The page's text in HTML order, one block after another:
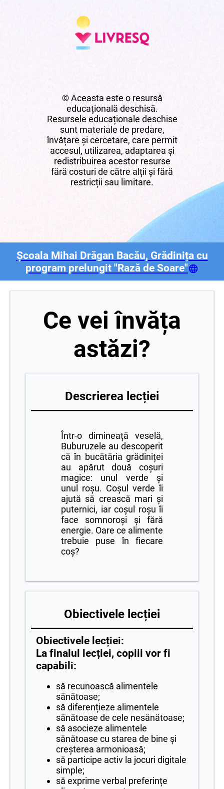
© Aceasta este o resursă
educațională deschisă.
Resursele educaționale deschise
sunt materiale de predare,
învățare și cercetare, care permit
accesul, utilizarea, adaptarea și
redistribuirea acestor resurse
fără costuri de către alții și fără
restricții sau limitare.
Școala Mihai Drăgan Bacău, Grădinița cu
program prelungit "Rază de Soare"
Ce vei învăța
astăzi?
Descrierea lecției
Într-o dimineață veselă,
Buburuzele au descoperit
că în bucătăria grădiniței
au apărut două coșuri
magice: unul verde și
unul roșu. Coșul verde îi
ajută să crească mari și
puternici, iar coșul roșu îi
face somnoroși și fără
energie. Oare ce alimente
trebuie puse în fiecare
coș?
Obiectivele lecției
Obiectivele lecției:
La finalul lecției, copiii vor fi
capabili:
să recunoască alimentele
sănătoase;
să diferențieze alimentele
sănătoase de cele nesănătoase;
să asocieze alimentele
sănătoase cu starea de bine și
creșterea armonioasă;
să participe activ la jocuri digitale
simple;
să exprime verbal preferințe